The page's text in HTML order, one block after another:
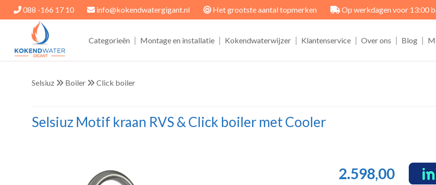
088 -166 17 10 info@kokendwatergigant.nl Het grootste aantal topmerken Op werkdagen voor 13:00
Categorieën | Montage en installatie | Kokendwaterwijzer | Klantenservice | Over ons | Blog |
Selsiuz Boiler Click boiler
Selsiuz Motif kraan RVS & Click boiler met Cooler
2.598,00